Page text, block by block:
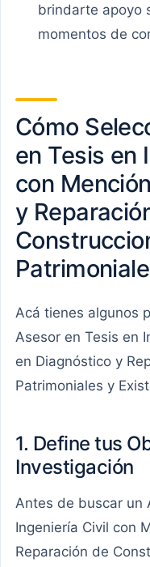
brindarte apoyo
momentos de
Cómo
en Tesis en
con
y
Acá tienes algunos
Asesor en Tesis en
en Diagnóstico y
Patrimoniales y
1. Define tus
Investigación
Antes de buscar un
Ingeniería Civil con
Reparación de